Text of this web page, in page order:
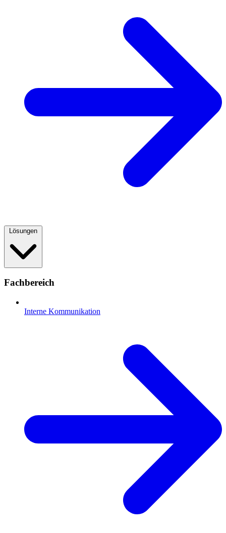
Lösungen
Fachbereich
Interne Kommunikation